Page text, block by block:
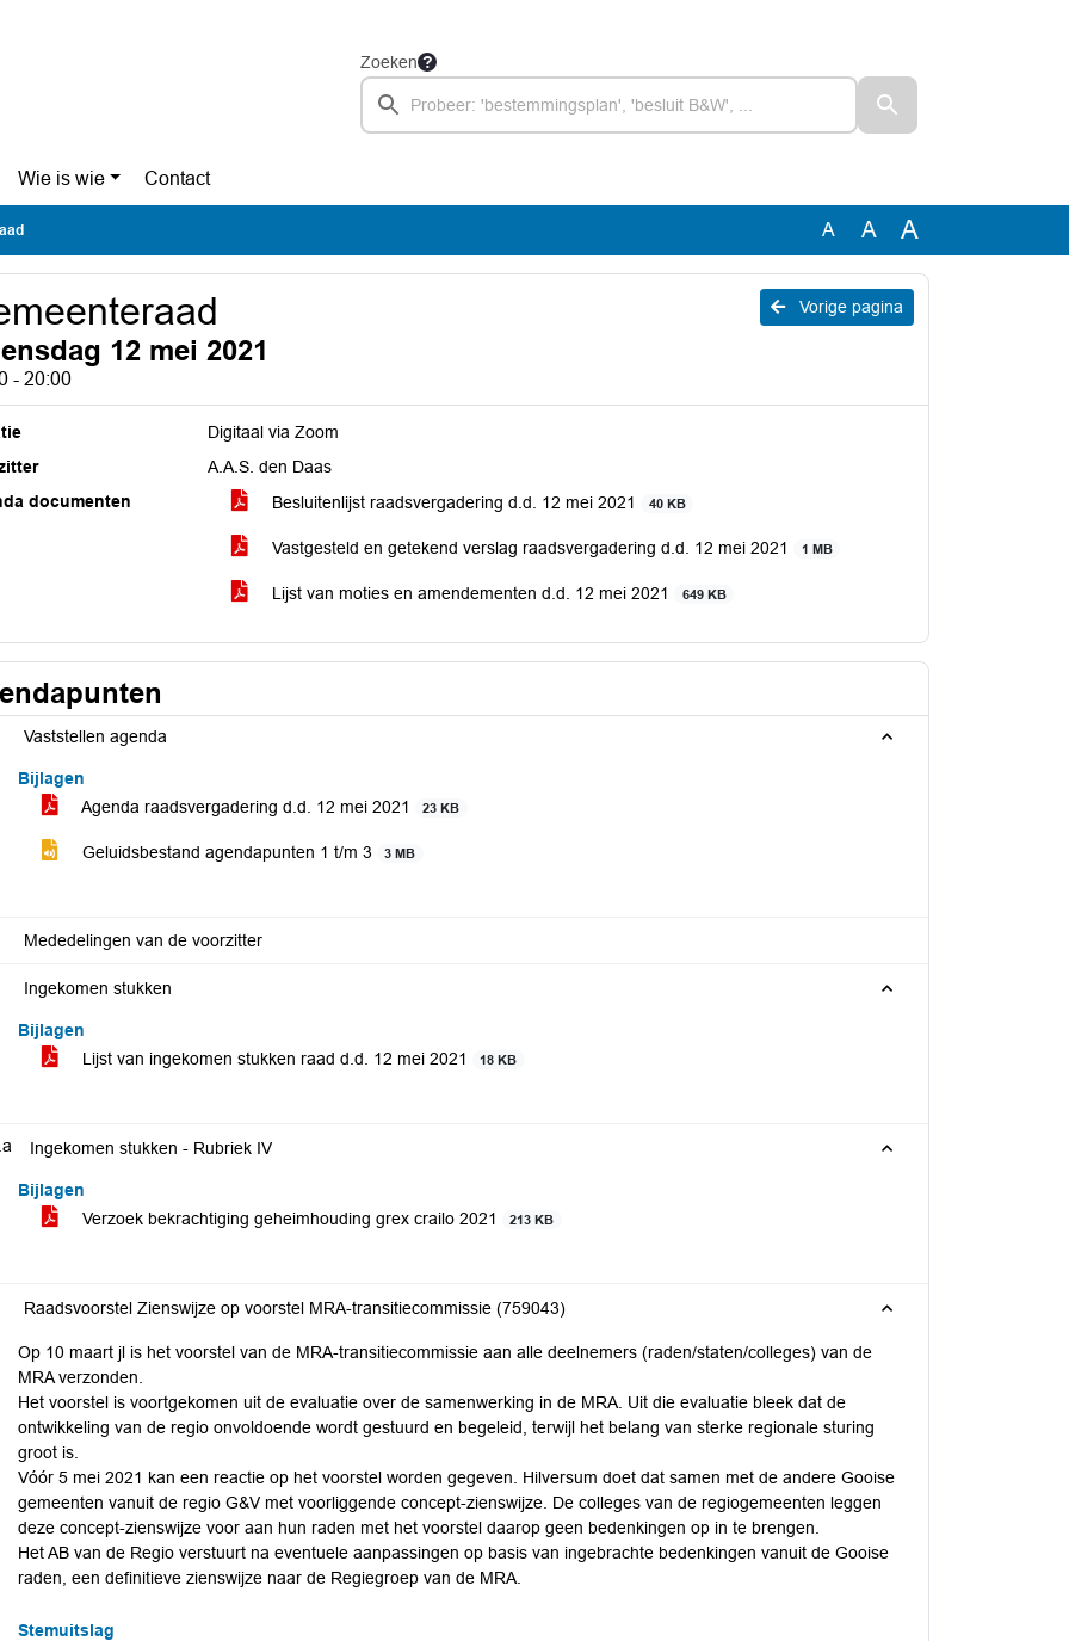
Zoeken
Wie is wie Contact
A A A
Vorige pagina
12 mei 2021
- 20:00
Digitaal via Zoom
A.A.S. den Daas
documenten
Besluitenlijst raadsvergadering d.d. 12 mei 2021 40 KB
Vastgesteld en getekend verslag raadsvergadering d.d. 12 mei 2021 1 MB
Lijst van moties en amendementen d.d. 12 mei 2021 649 KB
Vaststellen agenda
Bijlagen
Agenda raadsvergadering d.d. 12 mei 2021
23 KB
Geluidsbestand agendapunten 1 t/m 3 3 MB
Mededelingen van de voorzitter
Ingekomen stukken
Bijlagen
Lijst van ingekomen stukken raad d.d. 12 mei 2021
18 KB
Ingekomen stukken - Rubriek IV
Bijlagen
Verzoek bekrachtiging geheimhouding grex crailo 2021
213 KB
Raadsvoorstel Zienswijze op voorstel MRA-transitiecommissie (759043)
Op 10 maart jl is het voorstel van de MRA-transitiecommissie aan alle deelnemers (raden/staten/colleges) van de
MRA verzonden.
Het voorstel is voortgekomen uit de evaluatie over de samenwerking in de MRA. Uit die evaluatie bleek dat de
ontwikkeling van de regio onvoldoende wordt gestuurd en begeleid, terwijl het belang van sterke regionale sturing
groot is.
Vóór 5 mei 2021 kan een reactie op het voorstel worden gegeven. Hilversum doet dat samen met de andere Gooise
gemeenten vanuit de regio G&V met voorliggende concept-zienswijze. De colleges van de regiogemeenten leggen
deze concept-zienswijze voor aan hun raden met het voorstel daarop geen bedenkingen op in te brengen.
Het AB van de Regio verstuurt na eventuele aanpassingen op basis van ingebrachte bedenkingen vanuit de Gooise
raden, een definitieve zienswijze naar de Regiegroep van de MRA.
Stemuitslag